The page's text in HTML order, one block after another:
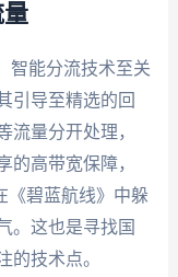
智能分流技术至关
引导至精选的回
流量分开处理，
的高带宽保障，
《碧蓝航线》中躲
。这也是寻找国
的技术点。